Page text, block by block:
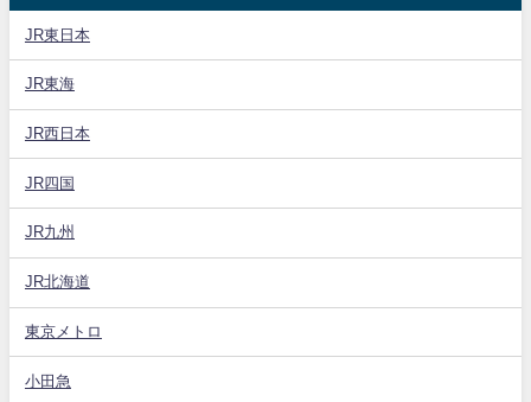
JR東日本
JR東海
JR西日本
JR四国
JR九州
JR北海道
東京メトロ
小田急